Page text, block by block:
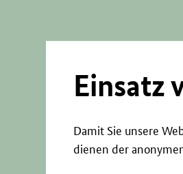
Einsatz
Damit Sie unsere
dienen der